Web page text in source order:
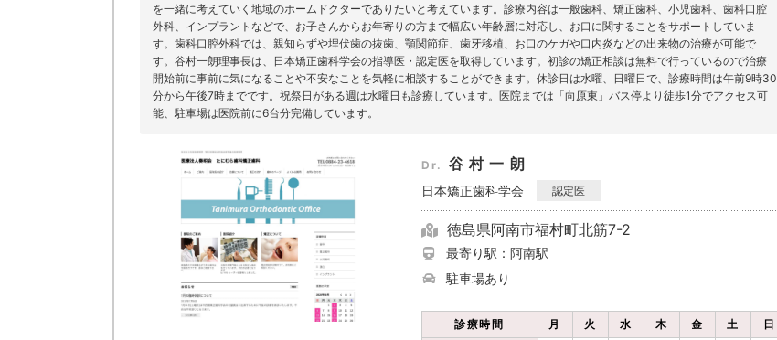
を一緒に考えていく地域のホームドクターでありたいと考えています。診療内容は一般歯科、矯正歯科、小児歯科、歯科口腔
外科、インプラントなどで、お子さんからお年寄りの方まで幅広い年齢層に対応し、お口に関することをサポートしていま
す。歯科口腔外科では、親知らずや埋伏歯の抜歯、顎関節症、歯牙移植、お口のケガや口内炎などの出来物の治療が可能で
す。谷村一朗理事長は、日本矯正歯科学会の指導医・認定医を取得しています。初診の矯正相談は無料で行っているので治療
開始前に事前に気になることや不安なことを気軽に相談することができます。休診日は水曜、日曜日で、診療時間は午前9時30
分から午後7時までです。祝祭日がある週は水曜日も診療しています。医院までは「向原東」バス停より徒歩1分でアクセス可
能、駐車場は医院前に6台分完備しています。
Dr. 谷村一朗
日本矯正歯科学会 認定医
徳島県阿南市福村町北筋7-2
最寄り駅：阿南駅
駐車場あり
診療時間 月 火 水 木 金 土 日